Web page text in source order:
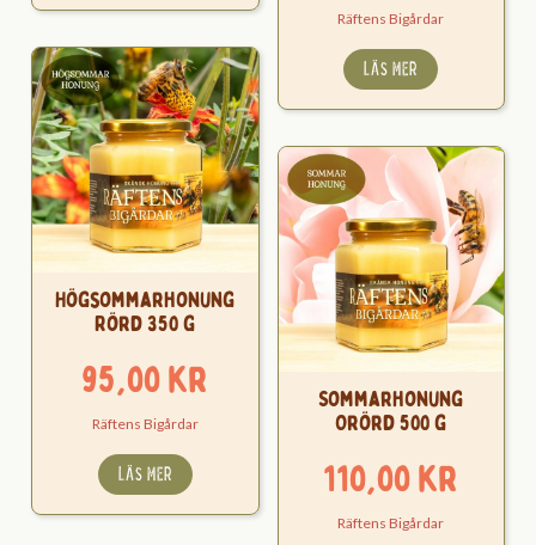
Räftens Bigårdar
LÄS MER
Högsommarhonung
Rörd 350 g
95,00kr
Räftens Bigårdar
LÄS MER
Sommarhonung
Orörd 500 g
110,00kr
Räftens Bigårdar